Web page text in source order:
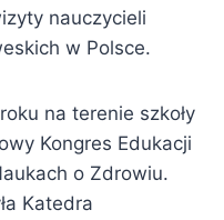
nauczycieli
w Polsce.
na terenie szkoły
Kongres Edukacji
o Zdrowiu.
Katedra